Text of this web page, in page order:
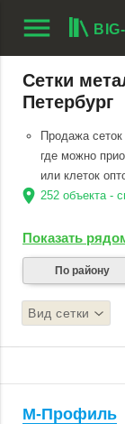
menu
Сетки
Петербург
Продажа
где можно
или клеток
location_on 252 объекта -
Показать
По району
Вид сетки
М-Профиль